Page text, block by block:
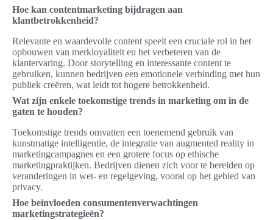
Hoe kan contentmarketing bijdragen aan
klantbetrokkenheid?
Relevante en waardevolle content speelt een cruciale rol in het
opbouwen van merkloyaliteit en het verbeteren van de
klantervaring. Door storytelling en interessante content te
gebruiken, kunnen bedrijven een emotionele verbinding met hun
publiek creëren, wat leidt tot hogere betrokkenheid.
Wat zijn enkele toekomstige trends in marketing om in de
gaten te houden?
Toekomstige trends omvatten een toenemend gebruik van
kunstmatige intelligentie, de integratie van augmented reality in
marketingcampagnes en een grotere focus op ethische
marketingpraktijken. Bedrijven dienen zich voor te bereiden op
veranderingen in wet- en regelgeving, vooral op het gebied van
privacy.
Hoe beïnvloeden consumentenverwachtingen
marketingstrategieën?